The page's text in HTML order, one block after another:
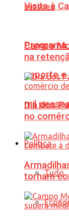
Programa
esporte e
mil
Política
Tudo
Visita à
Campo
na
Dia dos
no
tornam